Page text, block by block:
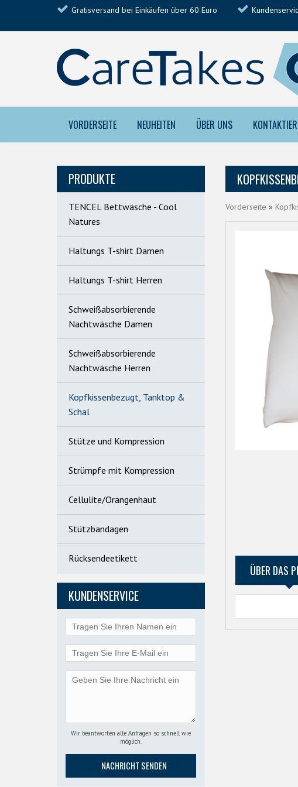
Gratisversand bei Einkäufen über 60 Euro
VORDERSEITE NEUHEITEN ÜBER UNS
PRODUKTE
TENCEL Bettwäsche - Cool
Natures
Haltungs T-shirt Damen
Haltungs T-shirt Herren
Schweißabsorbierende
Nachtwäsche Damen
Schweißabsorbierende
Nachtwäsche Herren
Kopfkissenbezugt, Tanktop &
Schal
Stütze und Kompression
Strümpfe mit Kompression
Cellulite/Orangenhaut
Stützbandagen
Rücksendeetikett
KUNDENSERVICE
Wir beantworten alle Anfragen so schnell wie
möglich.
Vorderseite »
ÜBER DAS